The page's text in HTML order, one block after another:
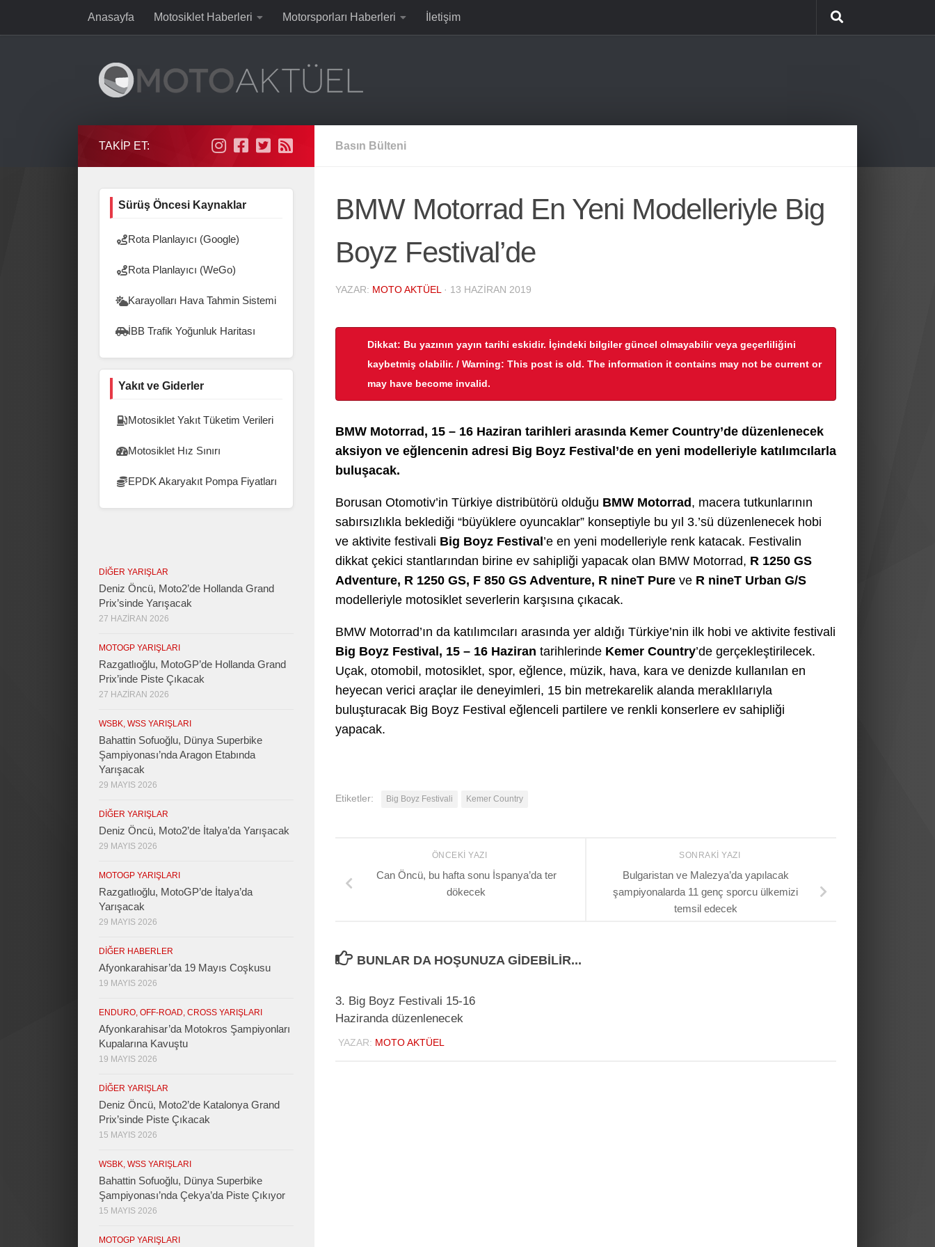
Skip to contentAnasayfa Motosiklet Haberleri Motorsporları Haberleri İletişim
Basın Bülteni
BMW Motorrad En Yeni Modelleriyle Big
Boyz Festival’de
YAZAR: MOTO AKTÜEL · 13 HAZIRAN 2019
Dikkat: Bu yazının yayın tarihi eskidir. İçindeki bilgiler güncel olmayabilir veya geçerliliğini
kaybetmiş olabilir. / Warning: This post is old. The information it contains may not be current or
may have become invalid.
BMW Motorrad, 15 – 16 Haziran tarihleri arasında Kemer Country’de düzenlenecek
aksiyon ve eğlencenin adresi Big Boyz Festival’de en yeni modelleriyle katılımcılarla
buluşacak.
Borusan Otomotiv’in Türkiye distribütörü olduğu BMW Motorrad , macera tutkunlarının
sabırsızlıkla beklediği “büyüklere oyuncaklar” konseptiyle bu yıl 3.’sü düzenlenecek hobi
ve aktivite festivali Big Boyz Festival ’e en yeni modelleriyle renk katacak. Festivalin
dikkat çekici stantlarından birine ev sahipliği yapacak olan BMW Motorrad, R 1250 GS
Adventure, R 1250 GS, F 850 GS Adventure, R nineT Pure ve R nineT Urban G/S
modelleriyle motosiklet severlerin karşısına çıkacak.
BMW Motorrad’ın da katılımcıları arasında yer aldığı Türkiye’nin ilk hobi ve aktivite festivali
Big Boyz Festival, 15 – 16 Haziran tarihlerinde Kemer Country’de gerçekleştirilecek.
Uçak, otomobil, motosiklet, spor, eğlence, müzik, hava, kara ve denizde kullanılan en
heyecan verici araçlar ile deneyimleri, 15 bin metrekarelik alanda meraklılarıyla
buluşturacak Big Boyz Festival eğlenceli partilere ve renkli konserlere ev sahipliği
yapacak.
Etiketler: Big Boyz Festivali Kemer Country
SONRAKI YAZI
Bulgaristan ve Malezya’da yapılacak
şampiyonalarda 11 genç sporcu ülkemizi
temsil edecek
ÖNCEKI YAZI
Can Öncü, bu hafta sonu İspanya’da ter
dökecek
BUNLAR DA HOŞUNUZA GIDEBILIR...
3. Big Boyz Festivali 15-16
Haziranda düzenlenecek
YAZAR: MOTO AKTÜEL
TAKIP ET:
Sürüş Öncesi Kaynaklar
Rota Planlayıcı (Google)
Rota Planlayıcı (WeGo)
Karayolları Hava Tahmin Sistemi
İBB Trafik Yoğunluk Haritası
Yakıt ve Giderler
Motosiklet Yakıt Tüketim Verileri
Motosiklet Hız Sınırı
EPDK Akaryakıt Pompa Fiyatları
DIĞER YARIŞLAR
Deniz Öncü, Moto2’de Hollanda Grand
Prix’sinde Yarışacak
27 HAZIRAN 2026
MOTOGP YARIŞLARI
Razgatlıoğlu, MotoGP’de Hollanda Grand
Prix’inde Piste Çıkacak
27 HAZIRAN 2026
WSBK, WSS YARIŞLARI
Bahattin Sofuoğlu, Dünya Superbike
Şampiyonası’nda Aragon Etabında
Yarışacak
29 MAYIS 2026
DIĞER YARIŞLAR
Deniz Öncü, Moto2’de İtalya’da Yarışacak
29 MAYIS 2026
MOTOGP YARIŞLARI
Razgatlıoğlu, MotoGP’de İtalya’da
Yarışacak
29 MAYIS 2026
DIĞER HABERLER
Afyonkarahisar’da 19 Mayıs Coşkusu
19 MAYIS 2026
ENDURO, OFF-ROAD, CROSS YARIŞLARI
Afyonkarahisar’da Motokros Şampiyonları
Kupalarına Kavuştu
19 MAYIS 2026
DIĞER YARIŞLAR
Deniz Öncü, Moto2’de Katalonya Grand
Prix’sinde Piste Çıkacak
15 MAYIS 2026
WSBK, WSS YARIŞLARI
Bahattin Sofuoğlu, Dünya Superbike
Şampiyonası’nda Çekya’da Piste Çıkıyor
15 MAYIS 2026
MOTOGP YARIŞLARI